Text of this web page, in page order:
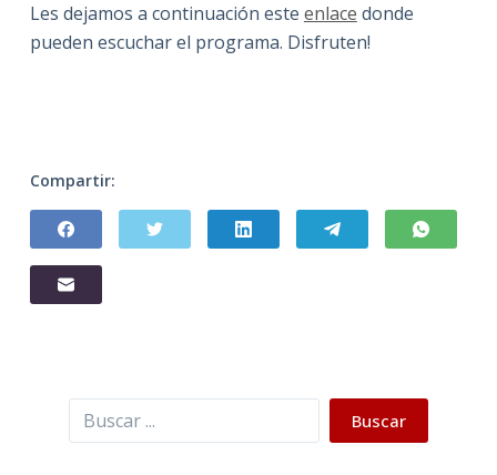
Les dejamos a continuación este enlace donde
pueden escuchar el programa. Disfruten!
Compartir:
Buscar Buscar